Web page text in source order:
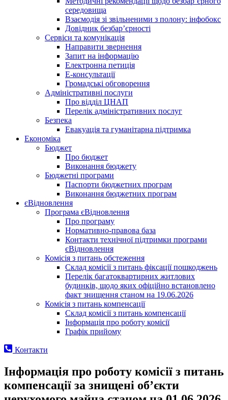
середовища
Взаємодія зі звільненими з полону: інфобокс
Довідник безбар’єрності
Сервіси та комунікація
Направити звернення
Запит на інформацію
Електронна петиція
Е-консультації
Громадські обговорення
Адміністративні послуги
Про відділ ЦНАП
Перелік адміністративних послуг
Безпека
Евакуація та гуманітарна підтримка
Економіка
Бюджет
Про бюджет
Виконання бюджету
Бюджетні програми
Паспорти бюджетних програм
Виконання бюджетних програм
єВідновлення
Програма єВідновлення
Про програму
Нормативно-правова база
Контакти технічної підтримки програми
єВідновлення
Комісія з питань обстеження
Склад комісії з питань фіксації пошкоджень
Перелік багатоквартирних житлових
будинків, щодо яких офіційно встановлено
факт знищення станом на 19.06.2026
Комісія з питань компенсації
Склад комісії з питань компенсації
Інформація про роботу комісії
Графік прийому
Контакти
Інформація про роботу комісії з питань
компенсації за знищені об’єкти